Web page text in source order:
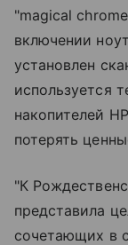
"magical
включении
установлен
используется
накопителей
потерять
"К
представила
сочетающих в